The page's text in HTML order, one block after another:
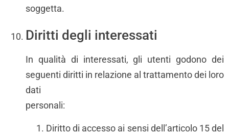
soggetta.
Diritti degli interessati
In qualità di interessati, gli utenti godono dei
seguenti diritti in relazione al trattamento dei loro
dati
personali:
Diritto di accesso ai sensi dell’articolo 15 del